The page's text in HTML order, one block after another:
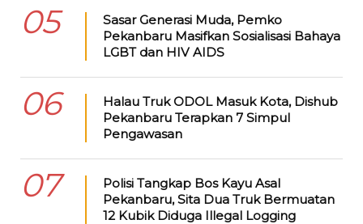
05
Sasar Generasi Muda, Pemko
Pekanbaru Masifkan Sosialisasi Bahaya
LGBT dan HIV AIDS
06
Halau Truk ODOL Masuk Kota, Dishub
Pekanbaru Terapkan 7 Simpul
Pengawasan
07
Polisi Tangkap Bos Kayu Asal
Pekanbaru, Sita Dua Truk Bermuatan
12 Kubik Diduga Illegal Logging